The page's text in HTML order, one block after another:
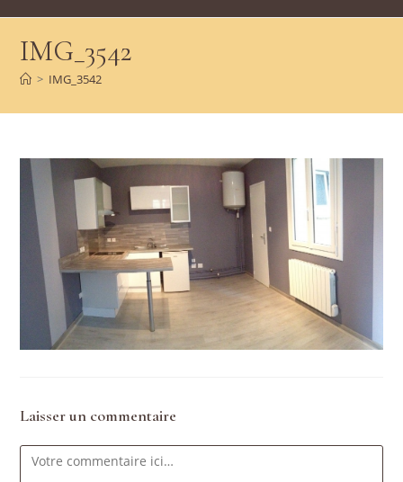
IMG_3542
> IMG_3542
Laisser un commentaire